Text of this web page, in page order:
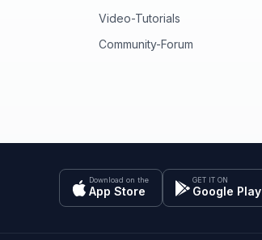
Video-Tutorials
Community-Forum
Download on the
App Store
GET IT ON
Google Play